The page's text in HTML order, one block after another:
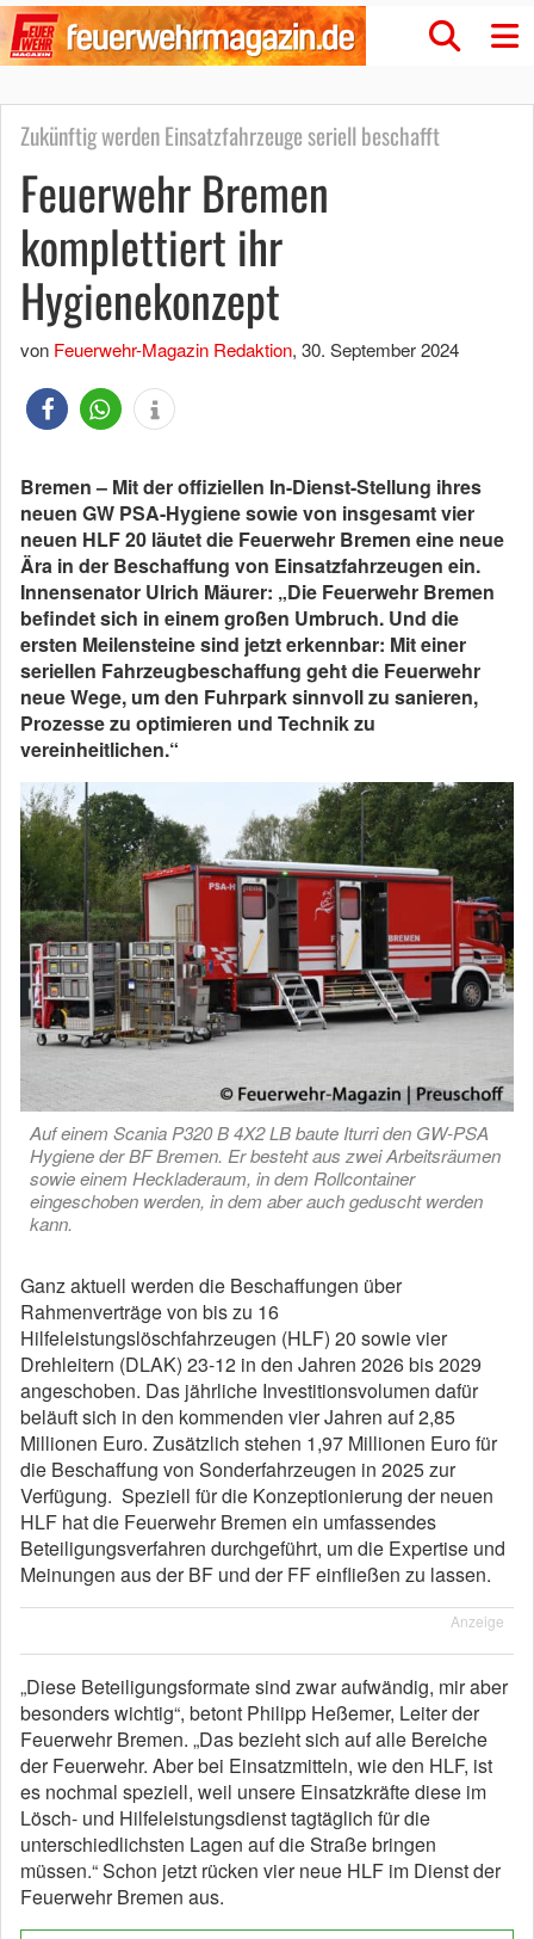
Zukünftig werden Einsatzfahrzeuge seriell beschafft
Feuerwehr Bremen
komplettiert ihr
Hygienekonzept
von Feuerwehr-Magazin Redaktion, 30. September 2024
Bremen – Mit der offiziellen In-Dienst-Stellung ihres
neuen GW PSA-Hygiene sowie von insgesamt vier
neuen HLF 20 läutet die Feuerwehr Bremen eine neue
Ära in der Beschaffung von Einsatzfahrzeugen ein.
Innensenator Ulrich Mäurer: „Die Feuerwehr Bremen
befindet sich in einem großen Umbruch. Und die
ersten Meilensteine sind jetzt erkennbar: Mit einer
seriellen Fahrzeugbeschaffung geht die Feuerwehr
neue Wege, um den Fuhrpark sinnvoll zu sanieren,
Prozesse zu optimieren und Technik zu
vereinheitlichen.“
Auf einem Scania P320 B 4X2 LB baute Iturri den GW-PSA
Hygiene der BF Bremen. Er besteht aus zwei Arbeitsräumen
sowie einem Heckladeraum, in dem Rollcontainer
eingeschoben werden, in dem aber auch geduscht werden
kann.
Ganz aktuell werden die Beschaffungen über
Rahmenverträge von bis zu 16
Hilfeleistungslöschfahrzeugen (HLF) 20 sowie vier
Drehleitern (DLAK) 23-12 in den Jahren 2026 bis 2029
angeschoben. Das jährliche Investitionsvolumen dafür
beläuft sich in den kommenden vier Jahren auf 2,85
Millionen Euro. Zusätzlich stehen 1,97 Millionen Euro für
die Beschaffung von Sonderfahrzeugen in 2025 zur
Verfügung. Speziell für die Konzeptionierung der neuen
HLF hat die Feuerwehr Bremen ein umfassendes
Beteiligungsverfahren durchgeführt, um die Expertise und
Meinungen aus der BF und der FF einfließen zu lassen.
Anzeige
„Diese Beteiligungsformate sind zwar aufwändig, mir aber
besonders wichtig“, betont Philipp Heßemer, Leiter der
Feuerwehr Bremen. „Das bezieht sich auf alle Bereiche
der Feuerwehr. Aber bei Einsatzmitteln, wie den HLF, ist
es nochmal speziell, weil unsere Einsatzkräfte diese im
Lösch- und Hilfeleistungsdienst tagtäglich für die
unterschiedlichsten Lagen auf die Straße bringen
müssen.“ Schon jetzt rücken vier neue HLF im Dienst der
Feuerwehr Bremen aus.